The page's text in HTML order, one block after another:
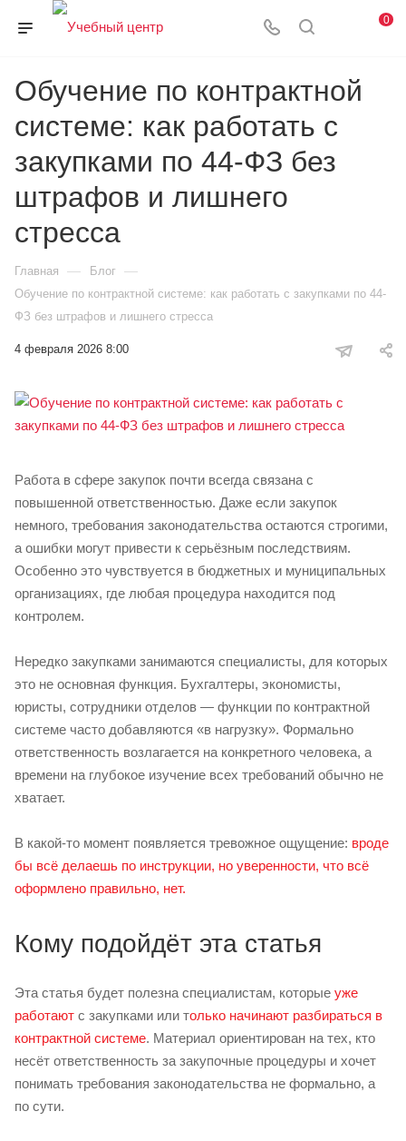
0
Обучение по контрактной
системе: как работать с
закупками по 44-ФЗ без
штрафов и лишнего
стресса
Главная — Блог —
Обучение по контрактной системе: как работать с закупками по 44-
ФЗ без штрафов и лишнего стресса
4 февраля 2026 8:00
Работа в сфере закупок почти всегда связана с
повышенной ответственностью. Даже если закупок
немного, требования законодательства остаются строгими,
а ошибки могут привести к серьёзным последствиям.
Особенно это чувствуется в бюджетных и муниципальных
организациях, где любая процедура находится под
контролем.
Нередко закупками занимаются специалисты, для которых
это не основная функция. Бухгалтеры, экономисты,
юристы, сотрудники отделов — функции по контрактной
системе часто добавляются «в нагрузку». Формально
ответственность возлагается на конкретного человека, а
времени на глубокое изучение всех требований обычно не
хватает.
В какой-то момент появляется тревожное ощущение: вроде
бы всё делаешь по инструкции, но уверенности, что всё
оформлено правильно, нет.
Кому подойдёт эта статья
Эта статья будет полезна специалистам, которые уже
работают с закупками или только начинают разбираться в
контрактной системе. Материал ориентирован на тех, кто
несёт ответственность за закупочные процедуры и хочет
понимать требования законодательства не формально, а
по сути.